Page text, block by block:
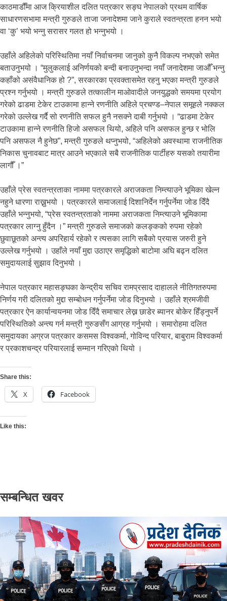
काठमाडौँमा आज क्रियाशील दलित पत्रकार सङ्घ नेपालको प्रथम वार्षिक
साधारणसभामा मन्त्री गुरुङले ताजा जनादेशमा जाने कुराले स्वतन्त्रता हनन भयो
वा ‘कु’ भयो भन्नु सरासर गलत हो भन्नुभयो ।
उहाँले अहिलेको परिस्थितिमा नयाँ निर्वाचनमा जानुको कुनै विकल्प नभएको समेत
बताउनुभयो । “मुलुकलाई अनिर्णयको बन्दी बनाउनुभन्दा नयाँ जनादेशमा जाऔँ भन्नु
कहाँको असंवैधानिक हो ?”, सरकारका प्रवक्तासमेत रहनु भएका मन्त्री गुरुङले
प्रश्न गर्नुभयो । मन्त्री गुरुङले तत्कालीन माओवादीले जनयुद्धको समयमा प्रयोग
गरेको ढाडमा टेकेर टाउकामा हान्ने रणनीति अहिले प्रचण्ड–नेपाल समूहले नक्कल
गरेको उल्लेख गर्दै सो रणनीति सफल हुनै नसक्ने दाबी गर्नुभयो । “ढाडमा टेकेर
टाउकामा हान्ने रणनीति हिजो असफल थियो, अहिले पनि असफल हुन्छ र भोलि
पनि असफल नै हुनेछ”, मन्त्री गुरुङले थप्नुभयो, “अहिलेको अवस्थामा राजनीतिक
निकास चुनावबाट मात्र आउने भएकाले सबै राजनीतिक पार्टीहरु यसको तयारीमा
लागौँ ।”
उहाँले प्रेस स्वतन्त्रताका नाममा पत्रकारले अराजकता निम्त्याउने भूमिका खेल्न
नहुने धारणा राख्नुभयो । पत्रकारले समाजलाई दिशानिर्देन गर्नुपर्नेमा जोड दिँदै
उहाँले भन्नुभयो, “प्रेस स्वतन्त्रताको नाममा अराजकता निम्त्याउने भूमिकामा
पत्रकार लाग्नु हुँदैन ।” मन्त्री गुरुङले समाजको कलङ्कको रुपमा रहेको
छुवाछूतको अन्त्य अपरिहार्य रहेको र त्यसका लागि सबैको प्रयास जरुरी हुने
उल्लेख गर्नुभयो । उहाँले नयाँ मुद्दा उठाएर समृद्धिको बाटोमा अघि बढ्न दलित
समुदायलाई सुझाव दिनुभयो ।
नेपाल पत्रकार महासङ्घका केन्द्रीय सचिव रामप्रसाद दाहालले नीतिगतरुपमा
निर्णय गरी दलितको मुद्दा सम्बोधन गर्नुपर्नेमा जोड दिनुभयो । उहाँले श्रमजीवी
पत्रकार ऐन कार्यान्वयनमा जोड दिँदै समाचार लेख्न छाडेर ब्यानर बोकेर हिँड्नुपर्ने
परिस्थितिको अन्त्य गर्न मन्त्री गुरुङसँग आग्रह गर्नुभयो । समारोहमा दलित
समुदायका अग्रज पत्रकार कसमस विश्वकर्मा, गोविन्द परियार, बाबुराम विश्वकर्मा
र प्रकाशचन्द्र परियारलाई सम्मान गरिएको थियो ।
Share this:
X Facebook
Like this:
सम्बन्धित खवर